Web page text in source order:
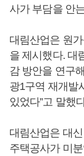
사가 부담을 안
대림산업은 원
을 제시했다. 대
감 방안을 연구
광1구역 재개발
있었다”고 말했
대림산업은 대
주택공사가 미